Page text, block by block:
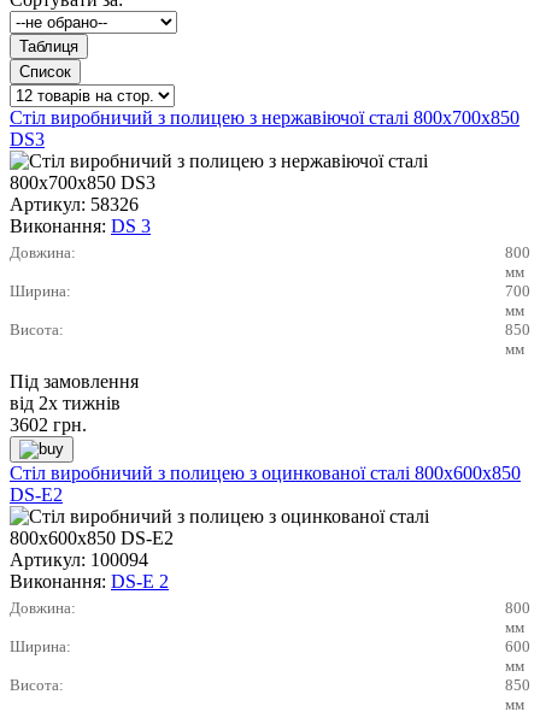
Стіл виробничий з полицею з нержавіючої сталі 800х700х850
DS3
Артикул: 58326
Виконання: DS 3
Довжина:
800
мм
Ширина:
700
мм
Висота:
850
мм
Під замовлення
від 2х тижнів
3602 грн.
Стіл виробничий з полицею з оцинкованої сталі 800х600х850
DS-E2
Артикул: 100094
Виконання: DS-E 2
Довжина:
800
мм
Ширина:
600
мм
Висота:
850
мм